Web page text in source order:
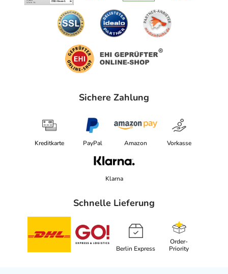
Sichere Zahlung
Kreditkarte PayPal Amazon Vorkasse
Klarna
Schnelle Lieferung
Berlin Express
Order-
Priority